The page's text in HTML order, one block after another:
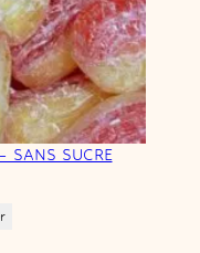
SANS SUCRE